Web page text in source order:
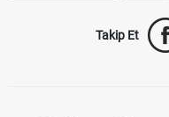
Takip Et